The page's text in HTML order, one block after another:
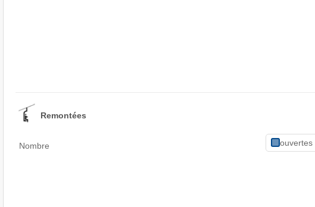
Remontées
Nombre ouvertes